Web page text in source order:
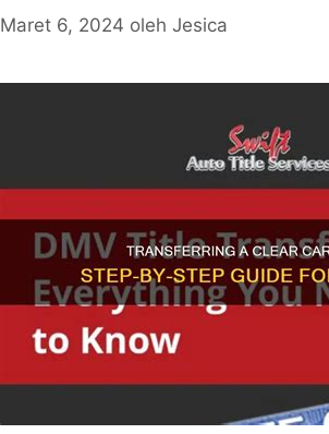
Maret 6, 2024 oleh Jesica